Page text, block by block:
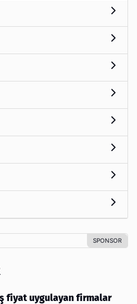
fiyat uygulayan firmalar